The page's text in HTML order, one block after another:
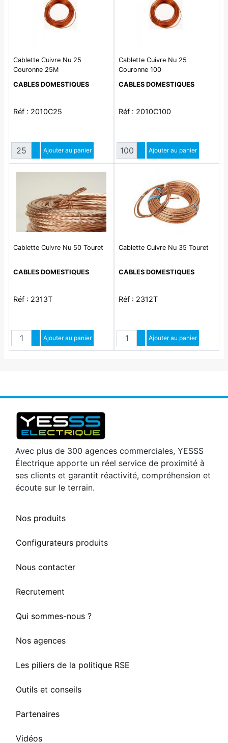
Cablette Cuivre Nu 25
Couronne 25M
CABLES DOMESTIQUES
Réf : 2010C25
QuantitéAugmenter quantité
Diminuer quantité
Ajouter au panier
Cablette Cuivre Nu 25
Couronne 100
CABLES DOMESTIQUES
Réf : 2010C100
QuantitéAugmenter quantité
Diminuer quantité
Ajouter au panier
Cablette Cuivre Nu 50 Touret
CABLES DOMESTIQUES
Réf : 2313T
QuantitéAugmenter quantité
Diminuer quantité
Ajouter au panier
Cablette Cuivre Nu 35 Touret
CABLES DOMESTIQUES
Réf : 2312T
QuantitéAugmenter quantité
Diminuer quantité
Ajouter au panier
Avec plus de 300 agences commerciales, YESSS
Électrique apporte un réel service de proximité à
ses clients et garantit réactivité, compréhension et
écoute sur le terrain.
Nos produits
Configurateurs produits
Nous contacter
Recrutement
Qui sommes-nous ?
Nos agences
Les piliers de la politique RSE
Outils et conseils
Partenaires
Vidéos